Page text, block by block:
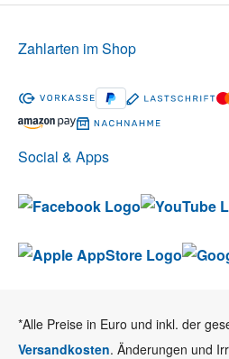
Social & Apps
Zahlarten im Shop
*Alle Preise in Euro und inkl. der
Versandkosten. Änderungen und